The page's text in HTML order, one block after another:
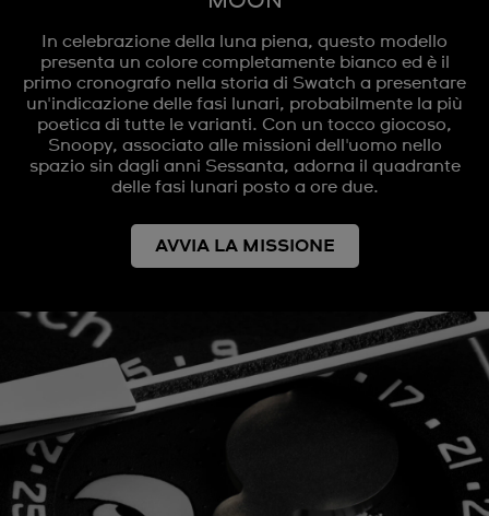
In celebrazione della luna piena, questo modello
presenta un colore completamente bianco ed è il
primo cronografo nella storia di Swatch a presentare
un'indicazione delle fasi lunari, probabilmente la più
poetica di tutte le varianti. Con un tocco giocoso,
Snoopy, associato alle missioni dell'uomo nello
spazio sin dagli anni Sessanta, adorna il quadrante
delle fasi lunari posto a ore due.
AVVIA LA MISSIONE